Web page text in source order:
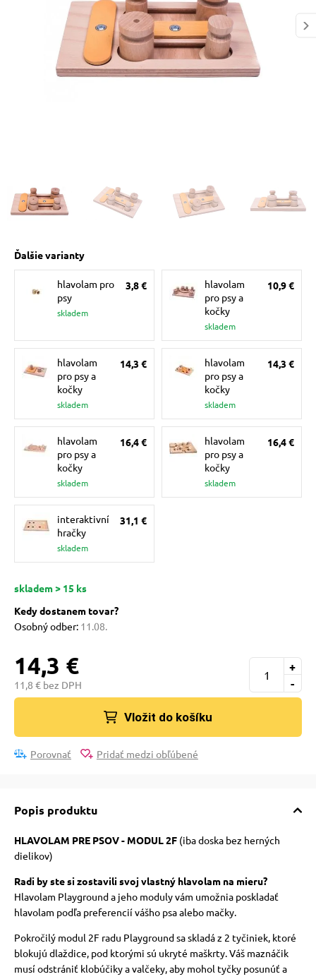
mačky
podložky
Ďalšie varianty
hlavolam pro
psy
skladem
3,8 €
hlavolam
pro psy a
kočky
skladem
10,9 €
hlavolam
pro psy a
kočky
skladem
14,3 €
hlavolam
pro psy a
kočky
skladem
14,3 €
hlavolam
pro psy a
kočky
skladem
16,4 €
hlavolam
pro psy a
kočky
skladem
16,4 €
interaktivní
hračky
skladem
31,1 €
skladem > 15 ks
Kedy dostanem tovar?
Osobný odber: 11.08.
14,3 €
11,8 € bez DPH -
+
Vložit do košíku
Porovnať Pridať medzi obľúbené
Popis produktu
HLAVOLAM PRE PSOV - MODUL 2F(iba doska bez herných
dielikov)
Radi by ste si zostavili svoj vlastný hlavolam na mieru?
Hlavolam Playground a jeho moduly vám umožnia poskladať
hlavolam podľa preferencií vášho psa alebo mačky.
Pokročilý modul 2F radu Playground sa skladá z 2 tyčiniek, ktoré
blokujú dlaždice, pod ktorými sú ukryté maškrty. Váš maznáčik
musí odstrániť klobúčiky a valčeky, aby mohol tyčky posunúť a